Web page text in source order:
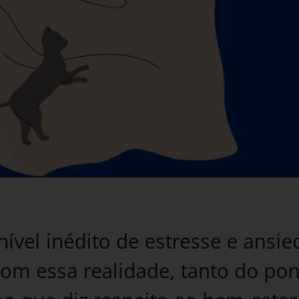
inédito de estresse e
essa realidade, tanto do